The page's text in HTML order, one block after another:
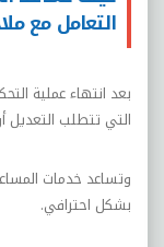
التعامل مع
بعد انتهاء عملية
التي تتطلب التعديل
وتساعد خدمات
بشكل احترافي.